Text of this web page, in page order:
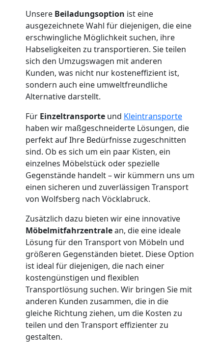
Unsere Beiladungsoption ist eine
ausgezeichnete Wahl für diejenigen, die eine
erschwingliche Möglichkeit suchen, ihre
Habseligkeiten zu transportieren. Sie teilen
sich den Umzugswagen mit anderen
Kunden, was nicht nur kosteneffizient ist,
sondern auch eine umweltfreundliche
Alternative darstellt.
Für Einzeltransporte und Kleintransporte
haben wir maßgeschneiderte Lösungen, die
perfekt auf Ihre Bedürfnisse zugeschnitten
sind. Ob es sich um ein paar Kisten, ein
einzelnes Möbelstück oder spezielle
Gegenstände handelt – wir kümmern uns um
einen sicheren und zuverlässigen Transport
von Wolfsberg nach Vöcklabruck.
Zusätzlich dazu bieten wir eine innovative
Möbelmitfahrzentralean, die eine ideale
Lösung für den Transport von Möbeln und
größeren Gegenständen bietet. Diese Option
ist ideal für diejenigen, die nach einer
kostengünstigen und flexiblen
Transportlösung suchen. Wir bringen Sie mit
anderen Kunden zusammen, die in die
gleiche Richtung ziehen, um die Kosten zu
teilen und den Transport effizienter zu
gestalten.